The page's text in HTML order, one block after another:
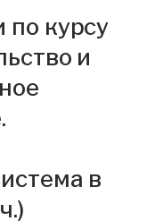
курсу
и
в